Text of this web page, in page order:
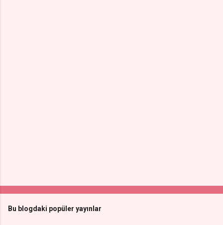
Bu blogdaki popüler yayınlar